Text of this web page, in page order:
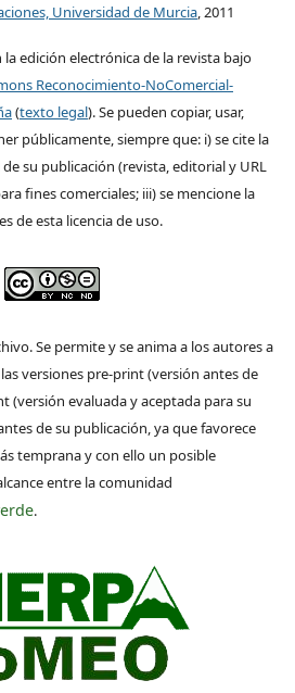
Universidad de Murcia, 2011
la edición electrónica de la revista bajo
Reconocimiento-NoComercial-
(texto legal). Se pueden copiar, usar,
públicamente, siempre que: i) se cite la
su publicación (revista, editorial y URL
fines comerciales; iii) se mencione la
de esta licencia de uso.
Se permite y se anima a los autores a
versiones pre-print (versión antes de
(versión evaluada y aceptada para su
de su publicación, ya que favorece
temprana y con ello un posible
entre la comunidad
.